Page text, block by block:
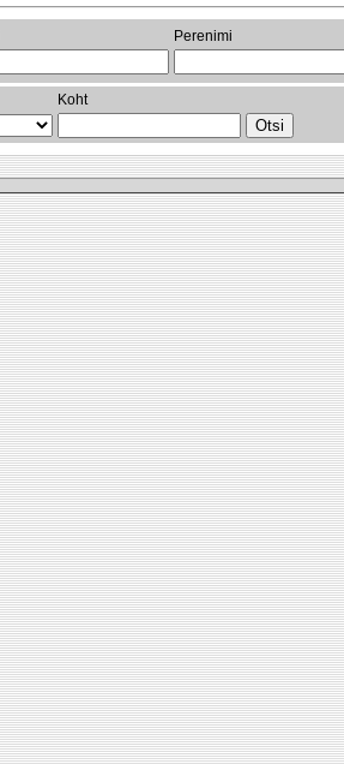
Perenimi
Koht